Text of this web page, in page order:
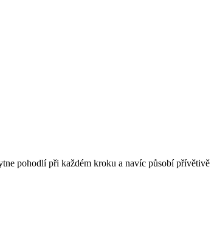
pohodlí při každém kroku a navíc působí přívětivě